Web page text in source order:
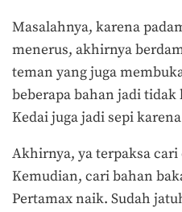
Masalahnya, karena
menerus, akhirnya
teman yang juga
beberapa bahan jadi
Kedai juga jadi sepi
Akhirnya, ya terpaksa cari
Kemudian, cari bahan
Pertamax naik. Sudah